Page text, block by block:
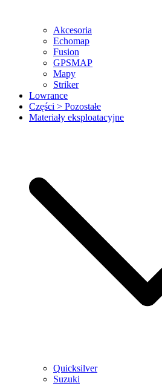
Akcesoria
Echomap
Fusion
GPSMAP
Mapy
Striker
Lowrance
Części > Pozostałe
Materiały eksploatacyjne
Quicksilver
Suzuki